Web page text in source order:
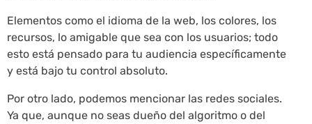
Elementos como el idioma de la web, los colores, los
recursos, lo amigable que sea con los usuarios; todo
esto está pensado para tu audiencia específicamente
y está bajo tu control absoluto.
Por otro lado, podemos mencionar las redes sociales.
Ya que, aunque no seas dueño del algoritmo o del